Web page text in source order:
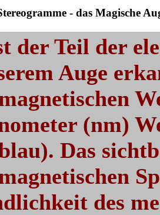
- das Magische
der Teil der
Auge
(nm)
Das
des